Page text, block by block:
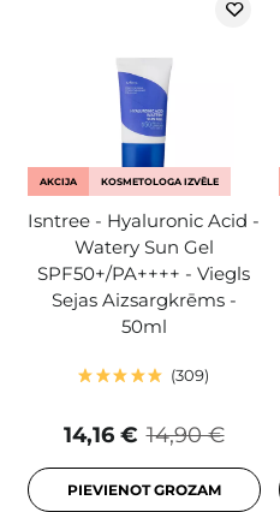
AKCIJA KOSMETOLOGA IZVĒLE
Isntree - Hyaluronic Acid -
Watery Sun Gel
SPF50+/PA++++ - Viegls
Sejas Aizsargkrēms -
50ml
309
14,90 €
14,16 €
PIEVIENOT GROZAM